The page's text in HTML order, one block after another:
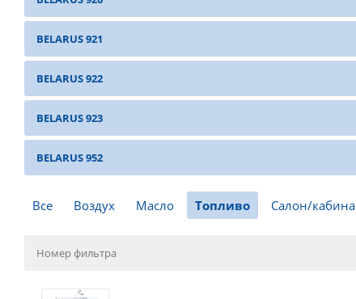
BELARUS 921
BELARUS 922
BELARUS 923
BELARUS 952
Все Воздух Масло Топливо Салон/кабина